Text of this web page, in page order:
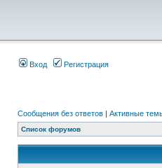
Вход Регистрация
Сообщения без ответов | Активные
Список форумов